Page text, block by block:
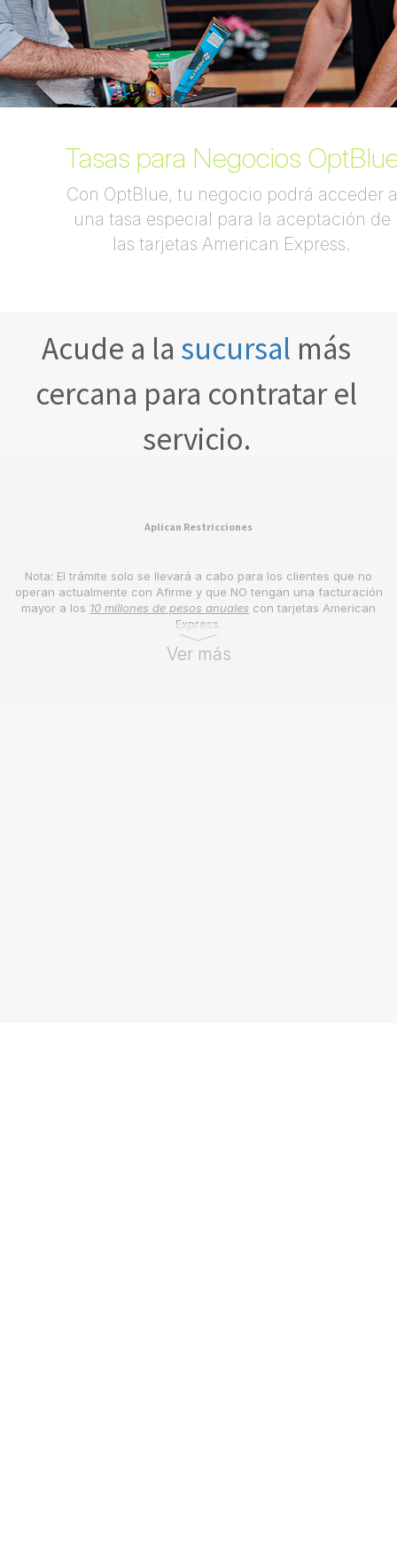
Tasas para Negocios
Con OptBlue, tu negocio podrá acceder a
una tasa especial para la aceptación de
las tarjetas American Express.
Acude a la sucursal más
cercana para contratar el
servicio.
Aplican Restricciones
Nota: El trámite solo se llevará a cabo para los clientes que no
operan actualmente con Afirme y que NO tengan una facturación
mayor a los 10 millones de pesos anuales con tarjetas American
Express.
Ver más